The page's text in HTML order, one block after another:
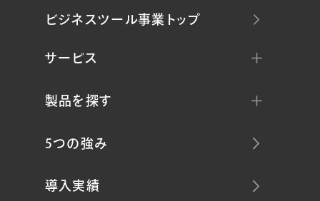
ビジネスツール事業トップ
サービス
製品を探す
5つの強み
導入実績